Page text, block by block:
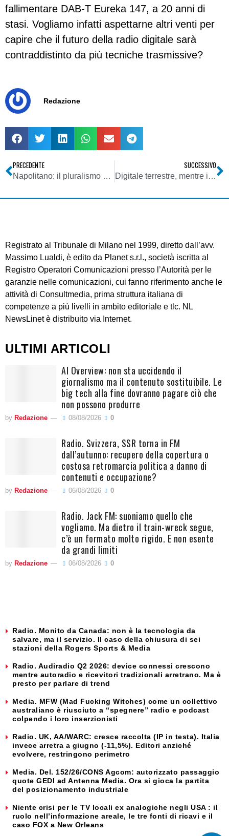
fallimentare DAB-T Eureka 147, a 20 anni di
stasi. Vogliamo infatti aspettarne altri venti per
capire che il futuro della radio digitale sarà
contraddistinto da più tecniche trasmissive?
Redazione
PRECEDENTE
Napolitano: il pluralismo nell’informazione è insostituibile per stampa e radio-tv, specie quella pubblica
SUCCESSIVO
Digitale terrestre, mentre il Trentino migra tra i problemi già visti in Piemonte, l’Alto Adige si prepara
Registrato al Tribunale di Milano nel 1999, diretto dall’avv.
Massimo Lualdi, è edito da Planet s.r.l., società iscritta al
Registro Operatori Comunicazioni presso l’Autorità per le
garanzie nelle comunicazioni, cui fanno riferimento anche le
attività di Consultmedia, prima struttura italiana di
competenze a più livelli in ambito editoriale e tlc. NL
NewsLinet è distribuito via Internet.
ULTIMI ARTICOLI
AI Overview: non sta uccidendo il
giornalismo ma il contenuto sostituibile. Le
big tech alla fine dovranno pagare ciò che
non possono produrre
by Redazione 08/08/2026 0
Radio. Svizzera, SSR torna in FM
dall’autunno: recupero della copertura o
costosa retromarcia politica a danno di
contenuti e occupazione?
by Redazione 06/08/2026 0
Radio. Jack FM: suoniamo quello che
vogliamo. Ma dietro il train-wreck segue,
c’è un formato molto rigido. E non esente
da grandi limiti
by Redazione 06/08/2026 0
Radio. Monito da Canada: non è la tecnologia da
salvare, ma il servizio. Il caso della chiusura di sei
stazioni della Rogers Sports & Media
Radio. Audiradio Q2 2026: device connessi crescono
mentre autoradio e ricevitori tradizionali arretrano. Ma è
presto per parlare di trend
Media. MFW (Mad Fucking Witches) come un collettivo
australiano è riusciuto a “spegnere” radio e podcast
colpendo i loro inserzionisti
Radio. UK, AA/WARC: cresce raccolta (IP in testa). Italia
invece arretra a giugno (-11,5%). Editori anziché
evolvere, restringono perimetro
Media. Del. 152/26/CONS Agcom: autorizzato passaggio
quote GEDI ad Antenna Media. Ora si gioca la partita
del posizionamento industriale
Niente crisi per le TV locali ex analogiche negli USA : il
ruolo nell’informazione areale, le tre fonti di ricavi e il
caso FOX a New Orleans